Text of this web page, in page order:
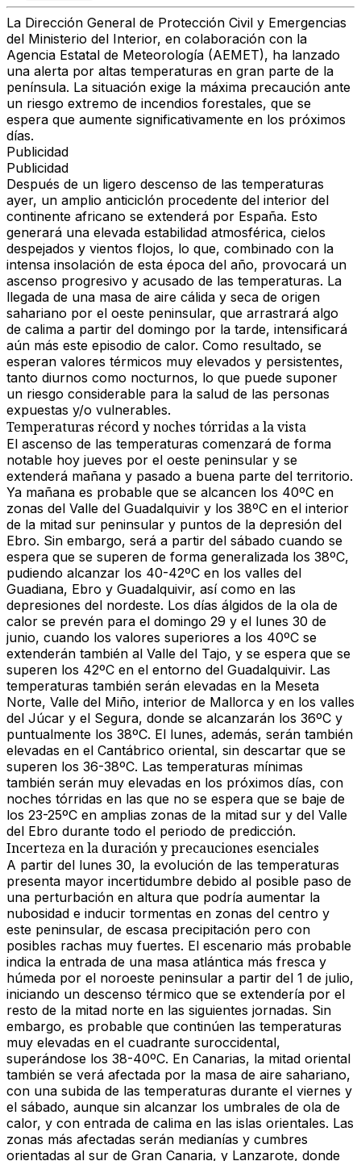
La Dirección General de Protección Civil y Emergencias
del Ministerio del Interior, en colaboración con la
Agencia Estatal de Meteorología (AEMET), ha lanzado
una alerta por altas temperaturas en gran parte de la
península. La situación exige la máxima precaución ante
un riesgo extremo de incendios forestales, que se
espera que aumente significativamente en los próximos
días.
Publicidad
Publicidad
Después de un ligero descenso de las temperaturas
ayer, un amplio anticiclón procedente del interior del
continente africano se extenderá por España. Esto
generará una elevada estabilidad atmosférica, cielos
despejados y vientos flojos, lo que, combinado con la
intensa insolación de esta época del año, provocará un
ascenso progresivo y acusado de las temperaturas. La
llegada de una masa de aire cálida y seca de origen
sahariano por el oeste peninsular, que arrastrará algo
de calima a partir del domingo por la tarde, intensificará
aún más este episodio de calor. Como resultado, se
esperan valores térmicos muy elevados y persistentes,
tanto diurnos como nocturnos, lo que puede suponer
un riesgo considerable para la salud de las personas
expuestas y/o vulnerables.
Temperaturas récord y noches tórridas a la vista
El ascenso de las temperaturas comenzará de forma
notable hoy jueves por el oeste peninsular y se
extenderá mañana y pasado a buena parte del territorio.
Ya mañana es probable que se alcancen los 40ºC en
zonas del Valle del Guadalquivir y los 38ºC en el interior
de la mitad sur peninsular y puntos de la depresión del
Ebro. Sin embargo, será a partir del sábado cuando se
espera que se superen de forma generalizada los 38ºC,
pudiendo alcanzar los 40-42ºC en los valles del
Guadiana, Ebro y Guadalquivir, así como en las
depresiones del nordeste. Los días álgidos de la ola de
calor se prevén para el domingo 29 y el lunes 30 de
junio, cuando los valores superiores a los 40ºC se
extenderán también al Valle del Tajo, y se espera que se
superen los 42ºC en el entorno del Guadalquivir. Las
temperaturas también serán elevadas en la Meseta
Norte, Valle del Miño, interior de Mallorca y en los valles
del Júcar y el Segura, donde se alcanzarán los 36ºC y
puntualmente los 38ºC. El lunes, además, serán también
elevadas en el Cantábrico oriental, sin descartar que se
superen los 36-38ºC. Las temperaturas mínimas
también serán muy elevadas en los próximos días, con
noches tórridas en las que no se espera que se baje de
los 23-25ºC en amplias zonas de la mitad sur y del Valle
del Ebro durante todo el periodo de predicción.
Incerteza en la duración y precauciones esenciales
A partir del lunes 30, la evolución de las temperaturas
presenta mayor incertidumbre debido al posible paso de
una perturbación en altura que podría aumentar la
nubosidad e inducir tormentas en zonas del centro y
este peninsular, de escasa precipitación pero con
posibles rachas muy fuertes. El escenario más probable
indica la entrada de una masa atlántica más fresca y
húmeda por el noroeste peninsular a partir del 1 de julio,
iniciando un descenso térmico que se extendería por el
resto de la mitad norte en las siguientes jornadas. Sin
embargo, es probable que continúen las temperaturas
muy elevadas en el cuadrante suroccidental,
superándose los 38-40ºC. En Canarias, la mitad oriental
también se verá afectada por la masa de aire sahariano,
con una subida de las temperaturas durante el viernes y
el sábado, aunque sin alcanzar los umbrales de ola de
calor, y con entrada de calima en las islas orientales. Las
zonas más afectadas serán medianías y cumbres
orientadas al sur de Gran Canaria, y Lanzarote, donde